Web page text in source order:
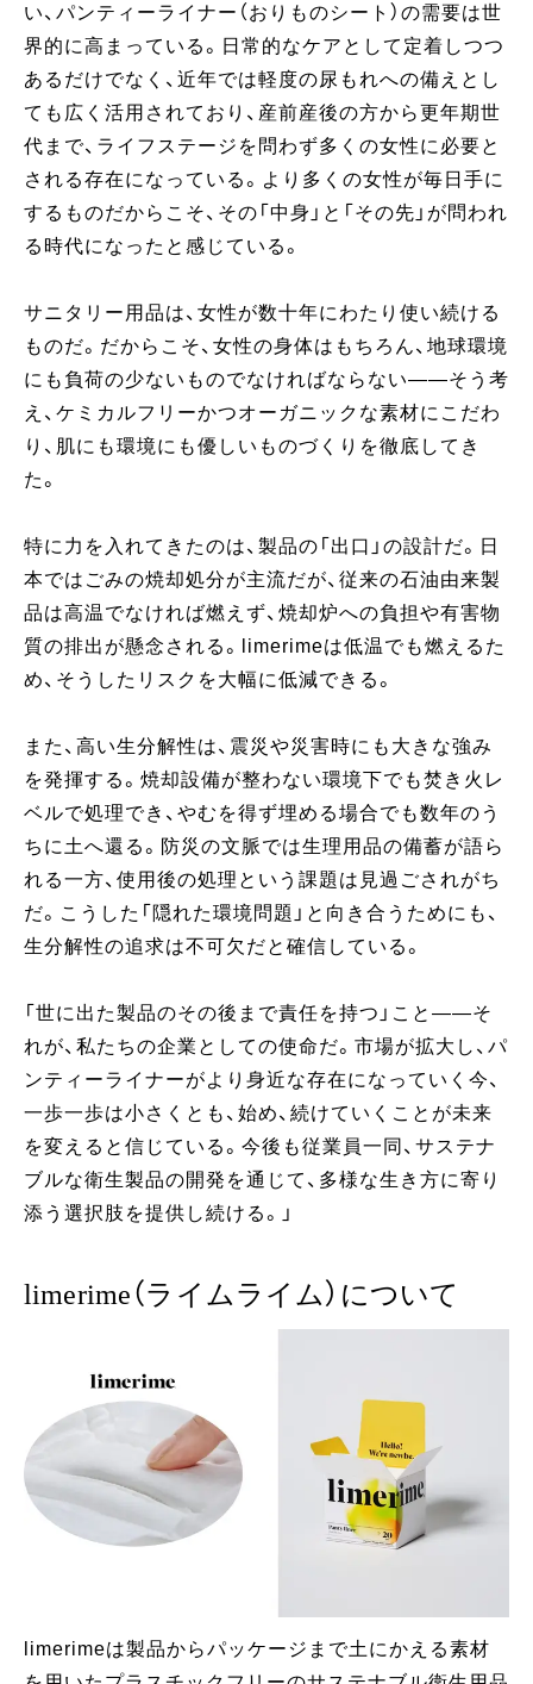
い、パンティーライナー（おりものシート）の需要は世
界的に高まっている。日常的なケアとして定着しつつ
あるだけでなく、近年では軽度の尿もれへの備えとし
ても広く活用されており、産前産後の方から更年期世
代まで、ライフステージを問わず多くの女性に必要と
される存在になっている。より多くの女性が毎日手に
するものだからこそ、その「中身」と「その先」が問われ
る時代になったと感じている。
サニタリー用品は、女性が数十年にわたり使い続ける
ものだ。だからこそ、女性の身体はもちろん、地球環境
にも負荷の少ないものでなければならない——そう考
え、ケミカルフリーかつオーガニックな素材にこだわ
り、肌にも環境にも優しいものづくりを徹底してき
た。
特に力を入れてきたのは、製品の「出口」の設計だ。日
本ではごみの焼却処分が主流だが、従来の石油由来製
品は高温でなければ燃えず、焼却炉への負担や有害物
質の排出が懸念される。limerimeは低温でも燃えるた
め、そうしたリスクを大幅に低減できる。
また、高い生分解性は、震災や災害時にも大きな強み
を発揮する。焼却設備が整わない環境下でも焚き火レ
ベルで処理でき、やむを得ず埋める場合でも数年のう
ちに土へ還る。防災の文脈では生理用品の備蓄が語ら
れる一方、使用後の処理という課題は見過ごされがち
だ。こうした「隠れた環境問題」と向き合うためにも、
生分解性の追求は不可欠だと確信している。
「世に出た製品のその後まで責任を持つ」こと——そ
れが、私たちの企業としての使命だ。市場が拡大し、パ
ンティーライナーがより身近な存在になっていく今、
一歩一歩は小さくとも、始め、続けていくことが未来
を変えると信じている。今後も従業員一同、サステナ
ブルな衛生製品の開発を通じて、多様な生き方に寄り
添う選択肢を提供し続ける。」
limerime（ライムライム）について
limerimeは製品からパッケージまで土にかえる素材